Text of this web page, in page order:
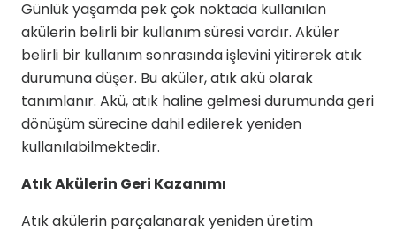
Günlük yaşamda pek çok noktada kullanılan
akülerin belirli bir kullanım süresi vardır. Aküler
belirli bir kullanım sonrasında işlevini yitirerek atık
durumuna düşer. Bu aküler, atık akü olarak
tanımlanır. Akü, atık haline gelmesi durumunda geri
dönüşüm sürecine dahil edilerek yeniden
kullanılabilmektedir.
Atık Akülerin Geri Kazanımı
Atık akülerin parçalanarak yeniden üretim